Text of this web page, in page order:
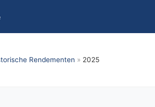
Rendementen » 2025